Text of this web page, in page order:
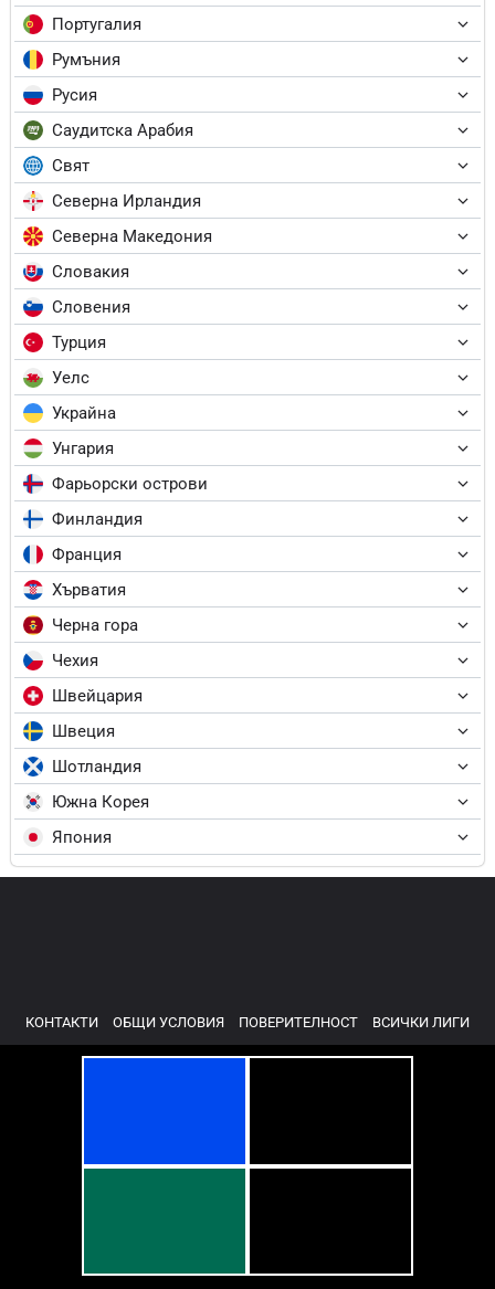
Португалия
Румъния
Русия
Саудитска Арабия
Свят
Северна Ирландия
Северна Македония
Словакия
Словения
Турция
Уелс
Украйна
Унгария
Фарьорски острови
Финландия
Франция
Хърватия
Черна гора
Чехия
Швейцария
Швеция
Шотландия
Южна Корея
Япония
КОНТАКТИ ОБЩИ УСЛОВИЯ ПОВЕРИТЕЛНОСТ ВСИЧКИ ЛИГИ